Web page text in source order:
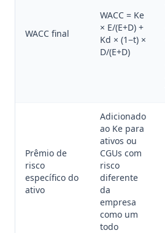
WACC final
WACC = Ke
× E/(E+D) +
Kd × (1−t) ×
D/(E+D)
Prêmio de
risco
específico do
ativo
Adicionado
ao Ke para
ativos ou
CGUs com
risco
diferente
da
empresa
como um
todo